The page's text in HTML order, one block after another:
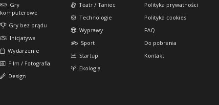
Gry
komputerowe
Gry bez prądu
Inicjatywa
Wydarzenie
Film / Fotografia
Design
Teatr / Taniec
Technologie
Wyprawy
Sport
Startup
Ekologia
Polityka prywatności
Polityka cookies
FAQ
Do pobrania
Kontakt